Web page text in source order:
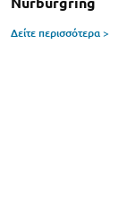
Δείτε περισσότερα >